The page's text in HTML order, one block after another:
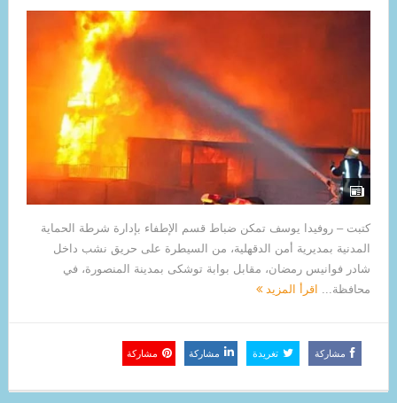
كتبت – روفيدا يوسف تمكن ضباط قسم الإطفاء بإدارة شرطة الحماية
المدنية بمديرية أمن الدقهلية، من السيطرة على حريق نشب داخل
شادر فوانيس رمضان، مقابل بوابة توشكى بمدينة المنصورة، في
محافظة... اقرأ المزيد
مشاركة تغريدة مشاركة مشاركة